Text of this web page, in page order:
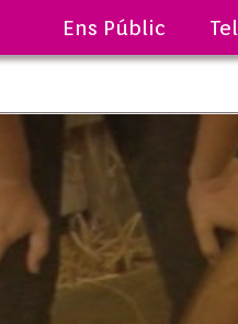
Ens Públic